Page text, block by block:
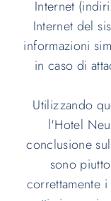
Internet
Internet del
informazioni
in caso di
Utilizzando
l'Hotel
conclusione
sono
correttamente